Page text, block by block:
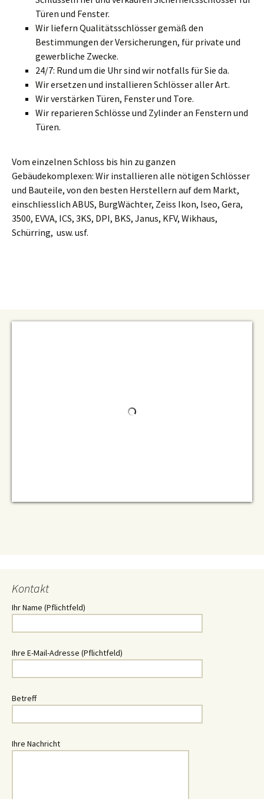
Türen und Fenster.
Wir liefern Qualitätsschlösser gemäß den
Bestimmungen der Versicherungen, für private und
gewerbliche Zwecke.
24/7: Rund um die Uhr sind wir notfalls für Sie da.
Wir ersetzen und installieren Schlösser aller Art.
Wir verstärken Türen, Fenster und Tore.
Wir reparieren Schlösse und Zylinder an Fenstern und
Türen.
Vom einzelnen Schloss bis hin zu ganzen
Gebäudekomplexen: Wir installieren alle nötigen Schlösser
und Bauteile, von den besten Herstellern auf dem Markt,
einschliesslich ABUS, BurgWächter, Zeiss Ikon, Iseo, Gera,
3500, EVVA, ICS, 3KS, DPI, BKS, Janus, KFV, Wikhaus,
Schürring, usw. usf.
Kontakt
Ihr Name (Pflichtfeld)
Ihre E-Mail-Adresse (Pflichtfeld)
Betreff
Ihre Nachricht